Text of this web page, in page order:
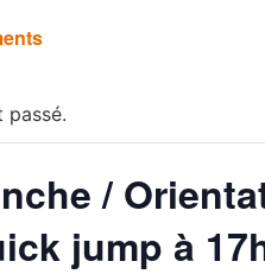
passé.
/
jump à